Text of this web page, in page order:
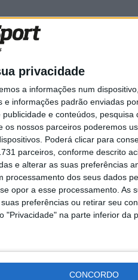
privacidade
a informações num
informações padrão enviadas
e conteúdos, pesquisa
os nossos parceiros poderemos
Poderá clicar para
parceiros, conforme descrito
e alterar as suas preferências
processamento dos seus dados
opor a esse processamento. As
preferências ou retirar seu
na parte inferior da
CONCORDO
vez isso não foi
Ventura foi
feitas para esta
Tive uma
as corridas são
do
já no próximo dia 3